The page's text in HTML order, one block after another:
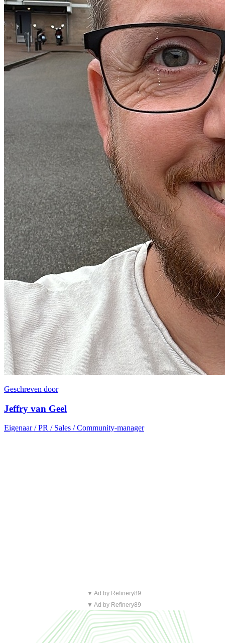
Geschreven door
Jeffry van Geel
Eigenaar / PR / Sales / Community-manager
▼ Ad by Refinery89
▼ Ad by Refinery89